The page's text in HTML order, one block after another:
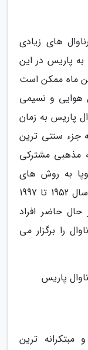
های زیادی
به پاریس در این
ماه ممکن است
هوایی و نسیمی
پاریس به زمان
جزء سنتی ترین
مذهبی مشترکی
به روش های
مختلفی برگزار می گردد. این فستیوال از سال 1952 تا 1997
حاضر افراد
را برگزار می
پاریس
ترین